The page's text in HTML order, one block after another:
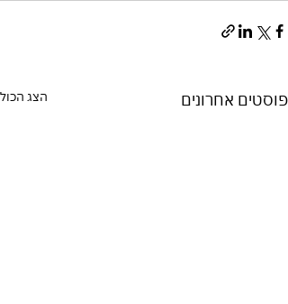
פוסטים אחרונים הצג הכול